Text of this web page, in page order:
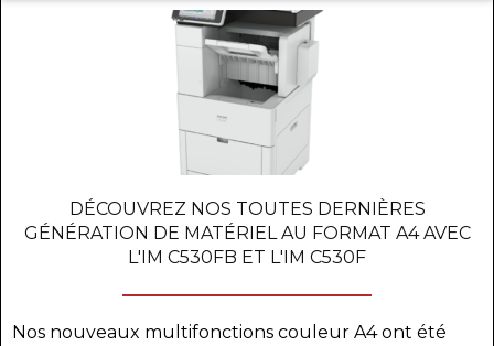
DÉCOUVREZ NOS TOUTES DERNIÈRES
GÉNÉRATION DE MATÉRIEL AU FORMAT A4 AVEC
L'IM C530FB ET L'IM C530F
Nos nouveaux multifonctions couleur A4 ont été